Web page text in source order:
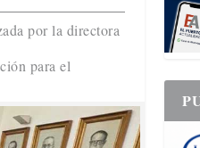
por la directora
para el